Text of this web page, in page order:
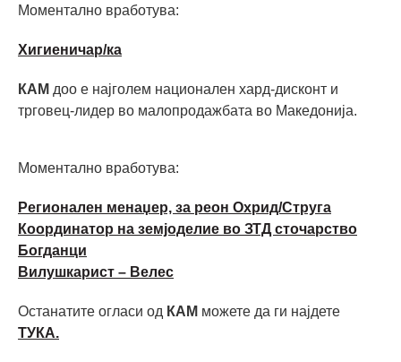
Моментално вработува:
Хигиеничар/ка
КАМ доо е најголем национален хард-дисконт и
трговец-лидер во малопродажбата во Македонија.
Моментално вработува:
Регионален менаџер, за реон Охрид/Струга
Координатор на земјоделие во ЗТД сточарство
Богданци
Вилушкарист – Велес
Останатите огласи од КАМ можете да ги најдете
ТУКА.